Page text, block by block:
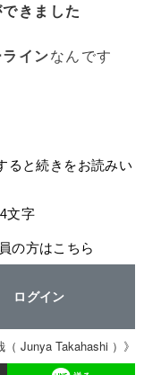
きました
インなんです
ると続きをお読みい
文字
の方はこちら
ログイン
（ Junya Takahashi ）》